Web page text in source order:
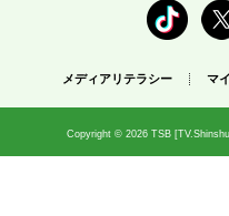
メディアリテラシー マ
Copyright © 2026 TSB